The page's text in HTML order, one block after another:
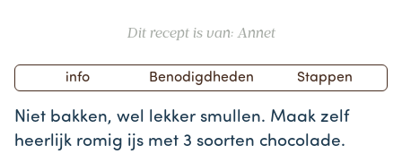
Dit recept is van: Annet
info Benodigdheden Stappen
Niet bakken, wel lekker smullen. Maak zelf
heerlijk romig ijs met 3 soorten chocolade.